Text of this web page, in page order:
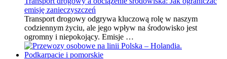
emisję zanieczyszczeń
Transport drogowy odgrywa kluczową rolę w naszym
codziennym życiu, ale jego wpływ na środowisko jest
ogromny i niepokojący. Emisje …